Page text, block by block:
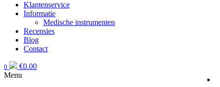
Klantenservice
Informatie
Medische instrumenten
Recensies
Blog
Contact
0 €0.00
Menu